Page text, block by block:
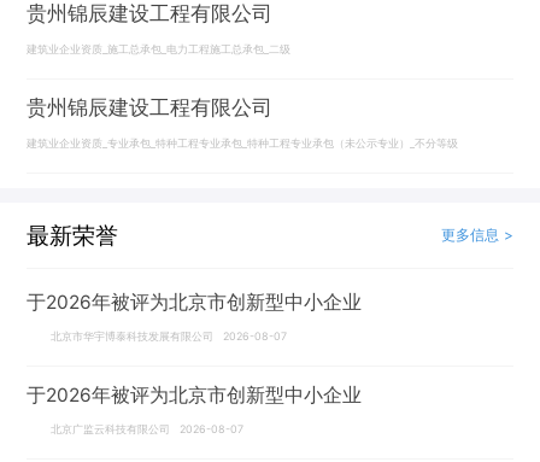
贵州锦辰建设工程有限公司
建筑业企业资质_施工总承包_电力工程施工总承包_二级
贵州锦辰建设工程有限公司
建筑业企业资质_专业承包_特种工程专业承包_特种工程专业承包（未公示专业）_不分等级
最新荣誉 更多信息 >
于2026年被评为北京市创新型中小企业
北京市华宇博泰科技发展有限公司 2026-08-07
于2026年被评为北京市创新型中小企业
北京广监云科技有限公司 2026-08-07